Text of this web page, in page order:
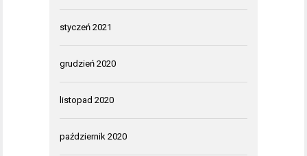
styczeń 2021
grudzień 2020
listopad 2020
październik 2020